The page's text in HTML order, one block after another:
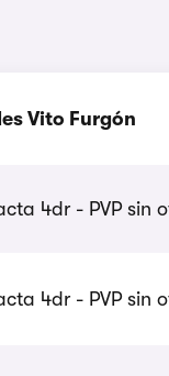
Vito Furgón
4dr - PVP sin
4dr - PVP sin